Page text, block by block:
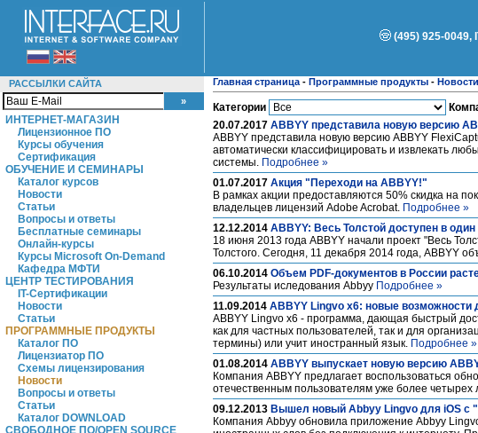
(495) 925-0049,
РАССЫЛКИ САЙТА
ИНТЕРНЕТ-МАГАЗИН
Лицензионное ПО
Курсы обучения
Сертификация
ОБУЧЕНИЕ И СЕМИНАРЫ
Каталог курсов
Новости
Статьи
Вопросы и ответы
Бесплатные семинары
Онлайн-курсы
Курсы Microsoft On-Demand
Кафедра МФТИ
ЦЕНТР ТЕСТИРОВАНИЯ
IT-Сертификации
Новости
Статьи
ПРОГРАММНЫЕ ПРОДУКТЫ
Каталог ПО
Лицензиатор ПО
Схемы лицензирования
Новости
Вопросы и ответы
Статьи
Каталог DOWNLOAD
СВОБОДНОЕ ПО/OPEN SOURCE
Главная страница - Программные продукты - Новости
Категории
20.07.2017 ABBYY представила новую версию
ABBYY представила новую версию ABBYY
автоматически классифицировать и извлекать
системы. Подробнее »
01.07.2017 Акция "Переходи на ABBYY!"
В рамках акции предоставляются 50% скидка на
владельцев лицензий Adobe Acrobat. Подробнее »
12.12.2014 ABBYY: Весь Толстой доступен в один
18 июня 2013 года ABBYY начали проект "Весь
Толстого. Сегодня, 11 декабря 2014 года, ABBYY
06.10.2014 Объем PDF-документов в России
Результаты иследования Abbyy Подробнее »
11.09.2014 ABBYY Lingvo x6: новые возможности
ABBYY Lingvo x6 - программа, дающая быстрый
как для частных пользователей, так и для
термины) или учит иностранный язык. Подробнее »
01.08.2014 ABBYY выпускает новую версию
Компания ABBYY предлагает воспользоваться
отечественным пользователям уже более четырех
09.12.2013 Вышел новый Abbyy Lingvo для iOS с
Компания Abbyy обновила приложение Abbyy